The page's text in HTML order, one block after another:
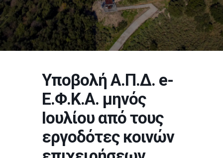
Υποβολή Α.Π.Δ. e-
Ε.Φ.Κ.Α. μηνός
Ιουλίου από τους
εργοδότες κοινών